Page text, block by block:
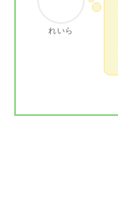
れいら